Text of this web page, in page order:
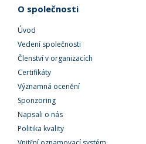
O společnosti
Úvod
Vedení společnosti
Členství v organizacích
Certifikáty
Významná ocenění
Sponzoring
Napsali o nás
Politika kvality